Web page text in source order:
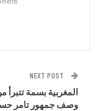
NEXT POST
المغربية بسمة تتبرأ
وصف جمهور تامر